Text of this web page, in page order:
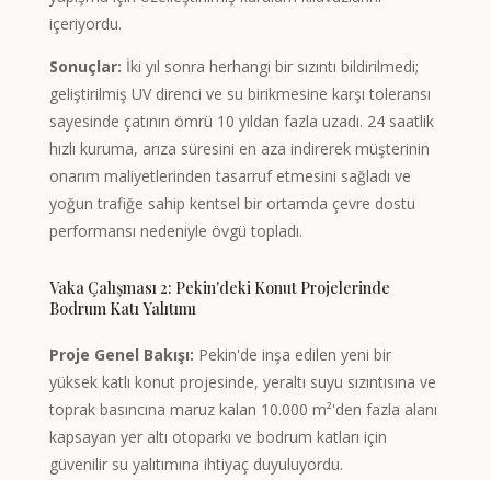
içeriyordu.
Sonuçlar: İki yıl sonra herhangi bir sızıntı bildirilmedi;
geliştirilmiş UV direnci ve su birikmesine karşı toleransı
sayesinde çatının ömrü 10 yıldan fazla uzadı. 24 saatlik
hızlı kuruma, arıza süresini en aza indirerek müşterinin
onarım maliyetlerinden tasarruf etmesini sağladı ve
yoğun trafiğe sahip kentsel bir ortamda çevre dostu
performansı nedeniyle övgü topladı.
Vaka Çalışması 2: Pekin'deki Konut Projelerinde
Bodrum Katı Yalıtımı
Proje Genel Bakışı: Pekin'de inşa edilen yeni bir
yüksek katlı konut projesinde, yeraltı suyu sızıntısına ve
toprak basıncına maruz kalan 10.000 m²'den fazla alanı
kapsayan yer altı otoparkı ve bodrum katları için
güvenilir su yalıtımına ihtiyaç duyuluyordu.
Finnish
Croatian
Lithuanian
Myanmar
Swahili
Amharic
Afrikaans
Greek
Yoruba
Igbo